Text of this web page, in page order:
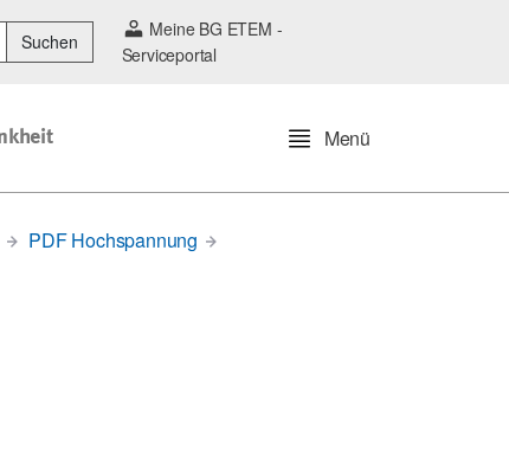
Suchen
Meine BG ETEM -
Serviceportal
Menü
PDF Hochspannung